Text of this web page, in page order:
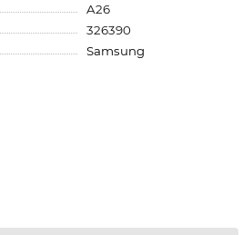
A26
326390
Samsung